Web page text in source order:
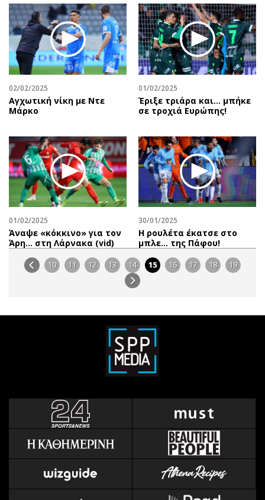
02/02/2025
Αγχωτική νίκη με Ντε
Μάρκο
01/02/2025
Έριξε τριάρα και… μπήκε
σε τροχιά Ευρώπης!
01/02/2025
Άναψε «κόκκινο» για τον
Άρη… στη Λάρνακα (vid)
30/01/2025
Η ρουλέτα έκατσε στο
μπλε… της Πάφου!
10 11 12 13 14 15 16 17 18 19